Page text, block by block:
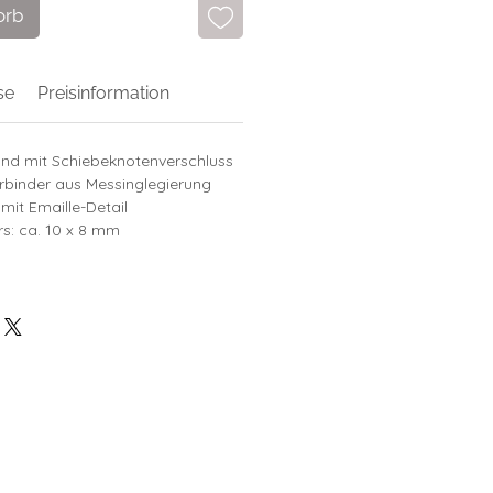
Preisinformation
mit Schiebeknotenverschluss
aus Messinglegierung
Emaille-Detail
ca. 10 x 8 mm